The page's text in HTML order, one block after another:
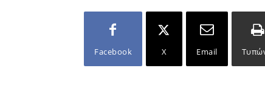
Facebook X Email